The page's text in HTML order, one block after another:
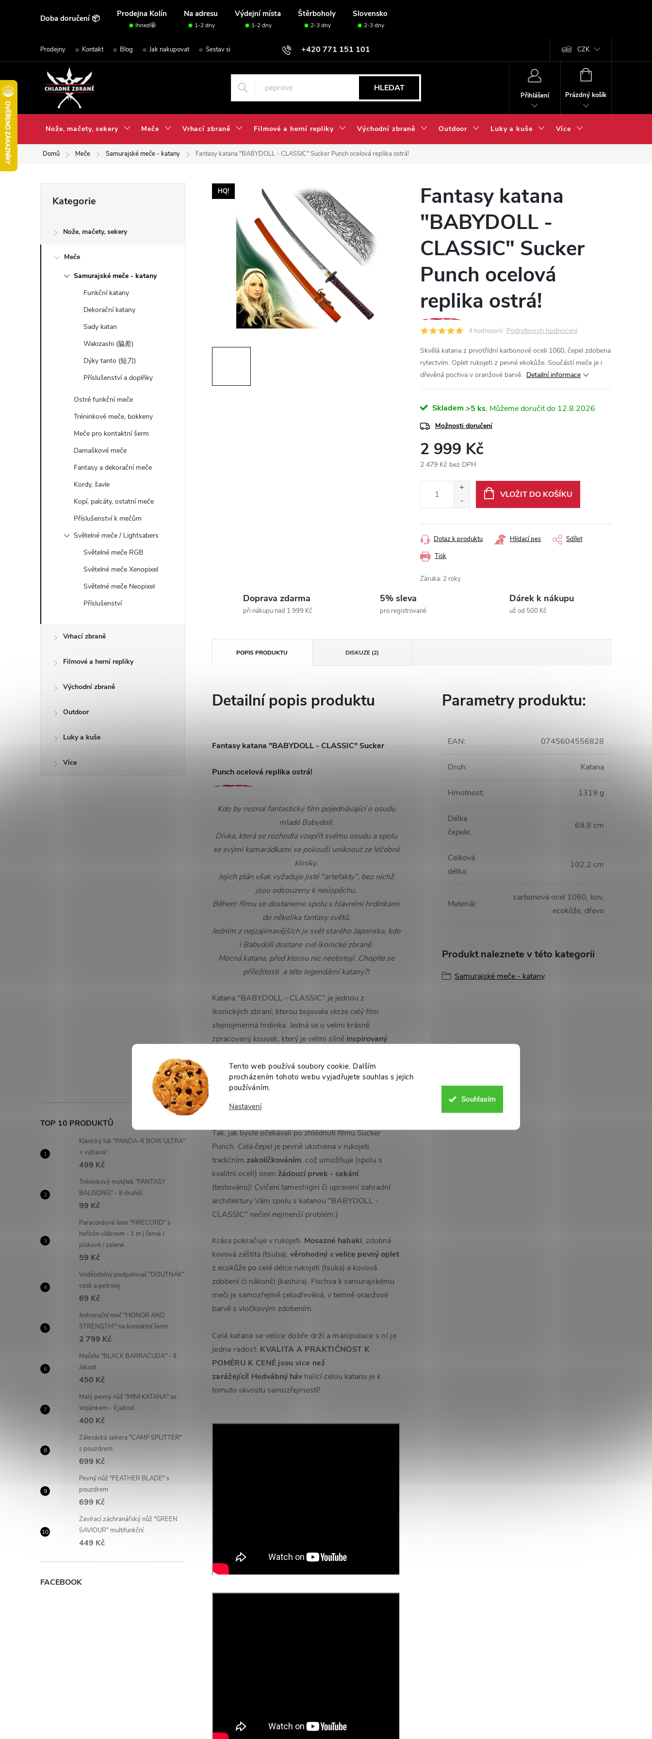
Tento web používá soubory cookie. Dalším
procházením tohoto webu vyjadřujete souhlas s jejich
používáním.
Nastavení
Souhlasím
Doba doručení 📦 Prodejna Kolín Na adresu Výdejní místa Štěrboholy Slovensko
Ihned🤩 1-2 dny 1-2 dny 2-3 dny 2-3 dny
+420 771 151 101
Prodejny Kontakt Blog Jak nakupovat Sestav si svou sadu✅ CZK
HLEDAT
Přihlášení
NÁKUPNÍ
Prázdný košík
Nože, mačety, sekery Meče Vrhací zbraně Filmové a herní repliky Východní zbraně Outdoor Luky a kuše Více
Domů Meče Samurajské meče - katany Fantasy katana "BABYDOLL - CLASSIC" Sucker Punch ocelová replika ostrá!
s
kategorie
Kategorie
Nože, mačety, sekery
Meče
Samurajské meče - katany
Funkční katany
Dekorační katany
Sady katan
Wakizashi (脇差)
Dýky tanto (短刀)
Příslušenství a doplňky
Ostré funkční meče
Tréninkové meče, bokkeny
Meče pro kontaktní šerm
Damaškové meče
Fantasy a dekorační meče
Kordy, šavle
Kopí, palcáty, ostatní meče
Příslušenství k mečům
Světelné meče / Lightsabers
Světelné meče RGB
Světelné meče Xenopixel
Světelné meče Neopixel
Příslušenství
Vrhací zbraně
Filmové a herní repliky
Východní zbraně
Outdoor
Luky a kuše
Více
TOP 10 PRODUKTŮ
Klasický luk "PANDA-R BOW ULTRA"
+ výbava!
499 Kč
Tréninkový motýlek "FANTASY
BALISONG" - 8 druhů!
99 Kč
Paracordové lano "FIRECORD" s
hořícím vláknem - 1 m | černé /
pískové / zelené
59 Kč
Voděodolný podpalovač "DOUTNÁK"
vosk a petrolej
69 Kč
Jednoruční meč "HONOR AND
STRENGTH!" na kontaktní šerm
2 799 Kč
Mačeta "BLACK BARRACUDA" - II.
Jakost
450 Kč
Malý pevný nůž "MINI KATANA" se
stojánkem - II.jakost
400 Kč
Zálesácká sekera "CAMP SPLITTER"
s pouzdrem
699 Kč
Pevný nůž "FEATHER BLADE" s
pouzdrem
699 Kč
Zavírací záchranářský nůž "GREEN
SAVIOUR" multifunkční
449 Kč
FACEBOOK
HQ!
Fantasy katana
"BABYDOLL -
CLASSIC" Sucker
Punch ocelová
replika ostrá!
4 hodnocení Podrobnosti hodnocení
Skvělá katana z prvotřídní karbonové oceli 1060, čepel zdobena
rytectvím. Oplet rukojeti z pevné ekokůže. Součástí meče je i
dřevěná pochva v oranžové barvě. Detailní informace
Skladem >5 ks 12.8.2026
Možnosti doručení
2 999 Kč
2 479 Kč bez DPH
VLOŽIT DO KOŠÍKU
Tisk
Dotaz k produktu Hlídací pes Sdílet
Záruka: 2 roky
Doprava zdarma
při nákupu nad 1 999 Kč
5% sleva
pro registrované
Dárek k nákupu
už od 500 Kč
POPIS PRODUKTU DISKUZE (2)
Detailní popis produktu
Fantasy katana "BABYDOLL - CLASSIC" Sucker
Punch ocelová replika ostrá!
Kdo by neznal fantastický film pojednávající o osudu
mladé Babydoll.
Dívka, která se rozhodla vzepřít svému osudu a spolu
se svými kamarádkami se pokouší uniknout ze léčebné
kliniky.
Jejich plán však vyžaduje jisté "artefakty", bez nichž
jsou odsouzeny k neúspěchu.
Během filmu se dostaneme spolu s hlavními hrdinkami
do několika fantasy světů.
Jedním z nejzajímavějších je svět starého Japonska, kde
i Babydoll dostane své ikonické zbraně.
Mocná katana, před kterou nic neobstojí. Chopíte se
příležitosti a této legendární katany?!
Katana "BABYDOLL - CLASSIC" je jednou z
ikonických zbraní, kterou bojovala skrze celý film
stejnojmenná hrdinka. Jedná se o velmi krásně
zpracovaný kousek, který je velmi silně inspirovaný
vychutnat křivky této krásky. :)
Čepel katany "BABYDOLL - CLASSIC" je vyrobena z
kvalitní uhlíkaté oceli 1060!!!
Tak, jak byste očekávali po zhlédnutí filmu Sucker
Punch. Celá čepel je pevně ukotvena v rukojeti
tradičním zakolíčkováním, což umožňuje (spolu s
kvalitní ocelí) onen žádoucí prvek - sekání
(testováno)! Cvičení tameshigiri či upravení zahradní
architektury Vám spolu s katanou "BABYDOLL -
CLASSIC" nečiní nejmenší problém;)
Krása pokračuje v rukojeti. Mosazné habaki, zdobná
kovová záštita (tsuba), věrohodný avelice pevný oplet
z ecokůže po celé délce rukojeti (tsuka) a kovová
zdobení či nákončí (kashira). Pochva k samurajskému
meči je samozřejmě celodřevěná, v temně oranžové
barvě s vločkovým zdobením.
Celá katana se velice dobře drží a manipulace s ní je
jedna radost. KVALITA A PRAKTIČNOST K
POMĚRU K CENĚ jsou více než
zarážející! Hedvábný hávhalící celou katanu je k
tomuto skvostu samozřejmostí!
Parametry produktu:
EAN: 0745604556828
Druh: Katana
Hmotnost: 1319 g
Délka
čepele:
69,8 cm
Celková
délka:
102,2 cm
Materiál:
carbonová ocel 1060, kov,
ecokůže, dřevo
Produkt naleznete v této kategorii
Samurajské meče - katany